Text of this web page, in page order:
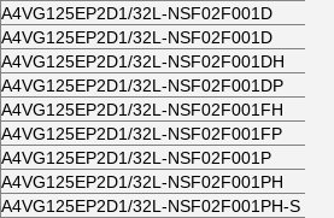
A4VG125EP2D1/32L-NSF02F001D
A4VG125EP2D1/32L-NSF02F001D
A4VG125EP2D1/32L-NSF02F001DH
A4VG125EP2D1/32L-NSF02F001DP
A4VG125EP2D1/32L-NSF02F001FH
A4VG125EP2D1/32L-NSF02F001FP
A4VG125EP2D1/32L-NSF02F001P
A4VG125EP2D1/32L-NSF02F001PH
A4VG125EP2D1/32L-NSF02F001PH-S